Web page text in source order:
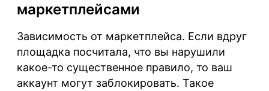
маркетплейсами
Зависимость от маркетплейса. Если вдруг
площадка посчитала, что вы нарушили
какое-то существенное правило, то ваш
аккаунт могут заблокировать. Такое